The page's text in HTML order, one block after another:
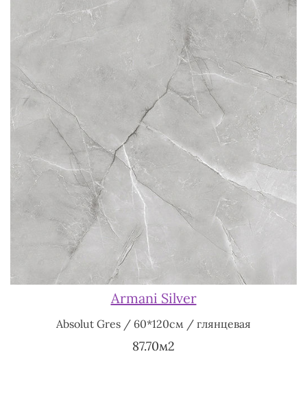
Armani Silver
Absolut Gres / 60*120см / глянцевая
87.70м2